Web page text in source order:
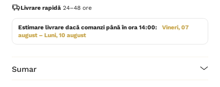
Livrare rapidă 24–48 ore
Estimare livrare dacă comanzi până în ora 14:00:
Vineri, 07
august – Luni, 10 august
Sumar